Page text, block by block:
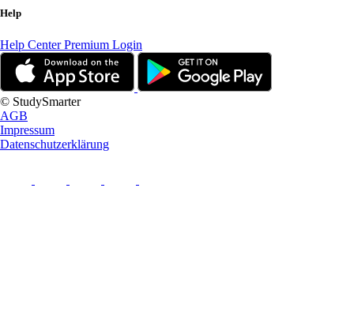
Help
Help CenterPremium Login
© StudySmarter
AGB
Impressum
Datenschutzerklärung